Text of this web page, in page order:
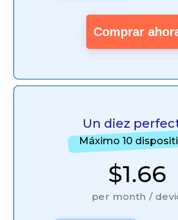
Comprar
Un diez
Máximo 10
$1.66
per month /